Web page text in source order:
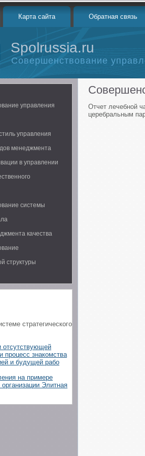
Карта сайта Обратная связь
Spolrussia.ru
Совершенствование
управления
управления
менеджмента
в управлении
системы
качества
структуры
стратегического
отсутствующей
процесс знакомства
и будущей рабо
на примере
Элитная
Отчет лечебной
церебральным